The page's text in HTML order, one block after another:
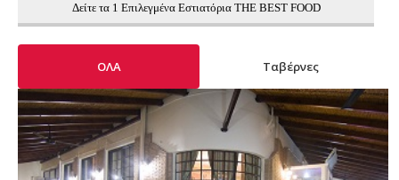
Δείτε τα 1 Επιλεγμένα Εστιατόρια THE BEST FOOD
ΟΛΑ Ταβέρνες